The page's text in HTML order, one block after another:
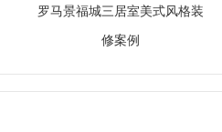
罗马景福城三居室美式风格装
修案例